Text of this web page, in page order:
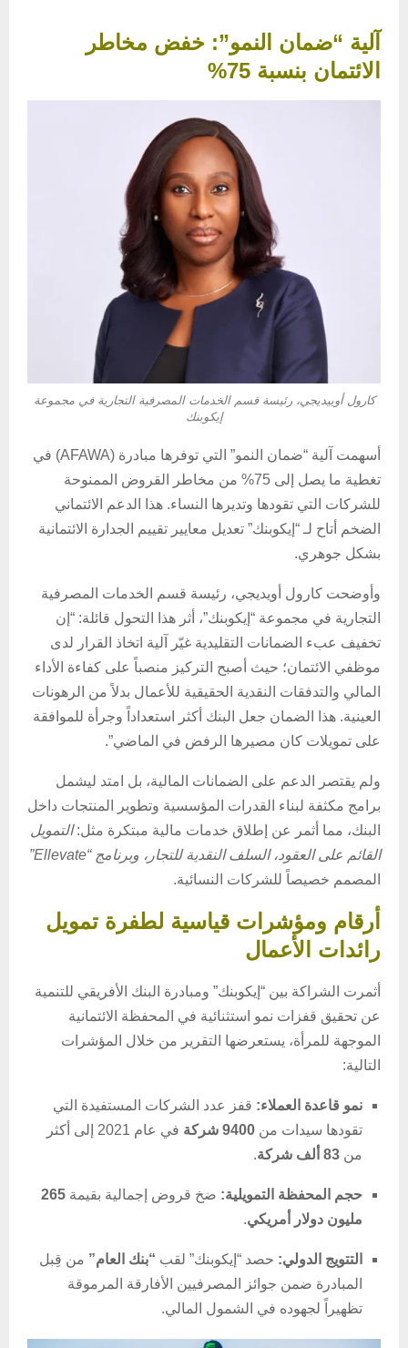
آلية “ضمان النمو”: خفض مخاطر
الائتمان بنسبة 75%
كارول أوييديجي، رئيسة قسم الخدمات المصرفية التجارية في مجموعة
إيكوبنك
أسهمت آلية “ضمان النمو” التي توفرها مبادرة (AFAWA) في
تغطية ما يصل إلى 75% من مخاطر القروض الممنوحة
للشركات التي تقودها وتديرها النساء. هذا الدعم الائتماني
الضخم أتاح لـ “إيكوبنك” تعديل معايير تقييم الجدارة الائتمانية
بشكل جوهري.
وأوضحت كارول أويديجي، رئيسة قسم الخدمات المصرفية
التجارية في مجموعة “إيكوبنك”، أثر هذا التحول قائلة: “إن
تخفيف عبء الضمانات التقليدية غيّر آلية اتخاذ القرار لدى
موظفي الائتمان؛ حيث أصبح التركيز منصباً على كفاءة الأداء
المالي والتدفقات النقدية الحقيقية للأعمال بدلاً من الرهونات
العينية. هذا الضمان جعل البنك أكثر استعداداً وجرأة للموافقة
على تمويلات كان مصيرها الرفض في الماضي”.
ولم يقتصر الدعم على الضمانات المالية، بل امتد ليشمل
برامج مكثفة لبناء القدرات المؤسسية وتطوير المنتجات داخل
البنك، مما أثمر عن إطلاق خدمات مالية مبتكرة مثل:التمويل
القائم على العقود، السلف النقدية للتجار، وبرنامج “Ellevate”
المصمم خصيصاً للشركات النسائية.
أرقام ومؤشرات قياسية لطفرة تمويل
رائدات الأعمال
أثمرت الشراكة بين “إيكوبنك” ومبادرة البنك الأفريقي للتنمية
عن تحقيق قفزات نمو استثنائية في المحفظة الائتمانية
الموجهة للمرأة، يستعرضها التقرير من خلال المؤشرات
التالية:
نمو قاعدة العملاء: قفز عدد الشركات المستفيدة التي
تقودها سيدات من 9400 شركة
في عام 2021 إلى أكثر
من 83 ألف شركة .
حجم المحفظة التمويلية: ضخ قروض إجمالية بقيمة 265
مليون دولار أمريكي.
التتويج الدولي: حصد “إيكوبنك” لقب “بنك العام” من قِبل
المبادرة ضمن جوائز المصرفيين الأفارقة المرموقة
تظهيراً لجهوده في الشمول المالي.